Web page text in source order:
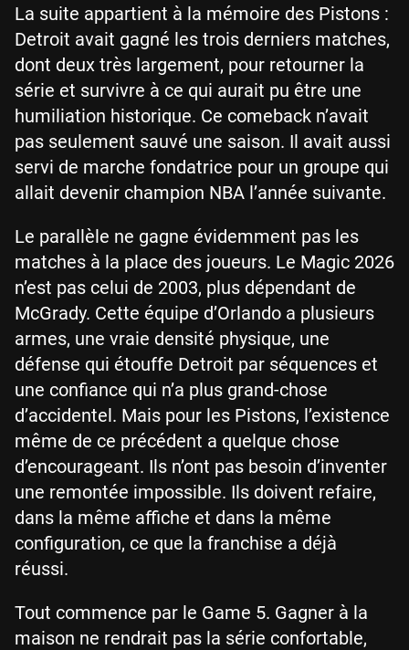
La suite appartient à la mémoire des Pistons :
Detroit avait gagné les trois derniers matches,
dont deux très largement, pour retourner la
série et survivre à ce qui aurait pu être une
humiliation historique. Ce comeback n’avait
pas seulement sauvé une saison. Il avait aussi
servi de marche fondatrice pour un groupe qui
allait devenir champion NBA l’année suivante.
Le parallèle ne gagne évidemment pas les
matches à la place des joueurs. Le Magic 2026
n’est pas celui de 2003, plus dépendant de
McGrady. Cette équipe d’Orlando a plusieurs
armes, une vraie densité physique, une
défense qui étouffe Detroit par séquences et
une confiance qui n’a plus grand-chose
d’accidentel. Mais pour les Pistons, l’existence
même de ce précédent a quelque chose
d’encourageant. Ils n’ont pas besoin d’inventer
une remontée impossible. Ils doivent refaire,
dans la même affiche et dans la même
configuration, ce que la franchise a déjà
réussi.
Tout commence par le Game 5. Gagner à la
maison ne rendrait pas la série confortable,